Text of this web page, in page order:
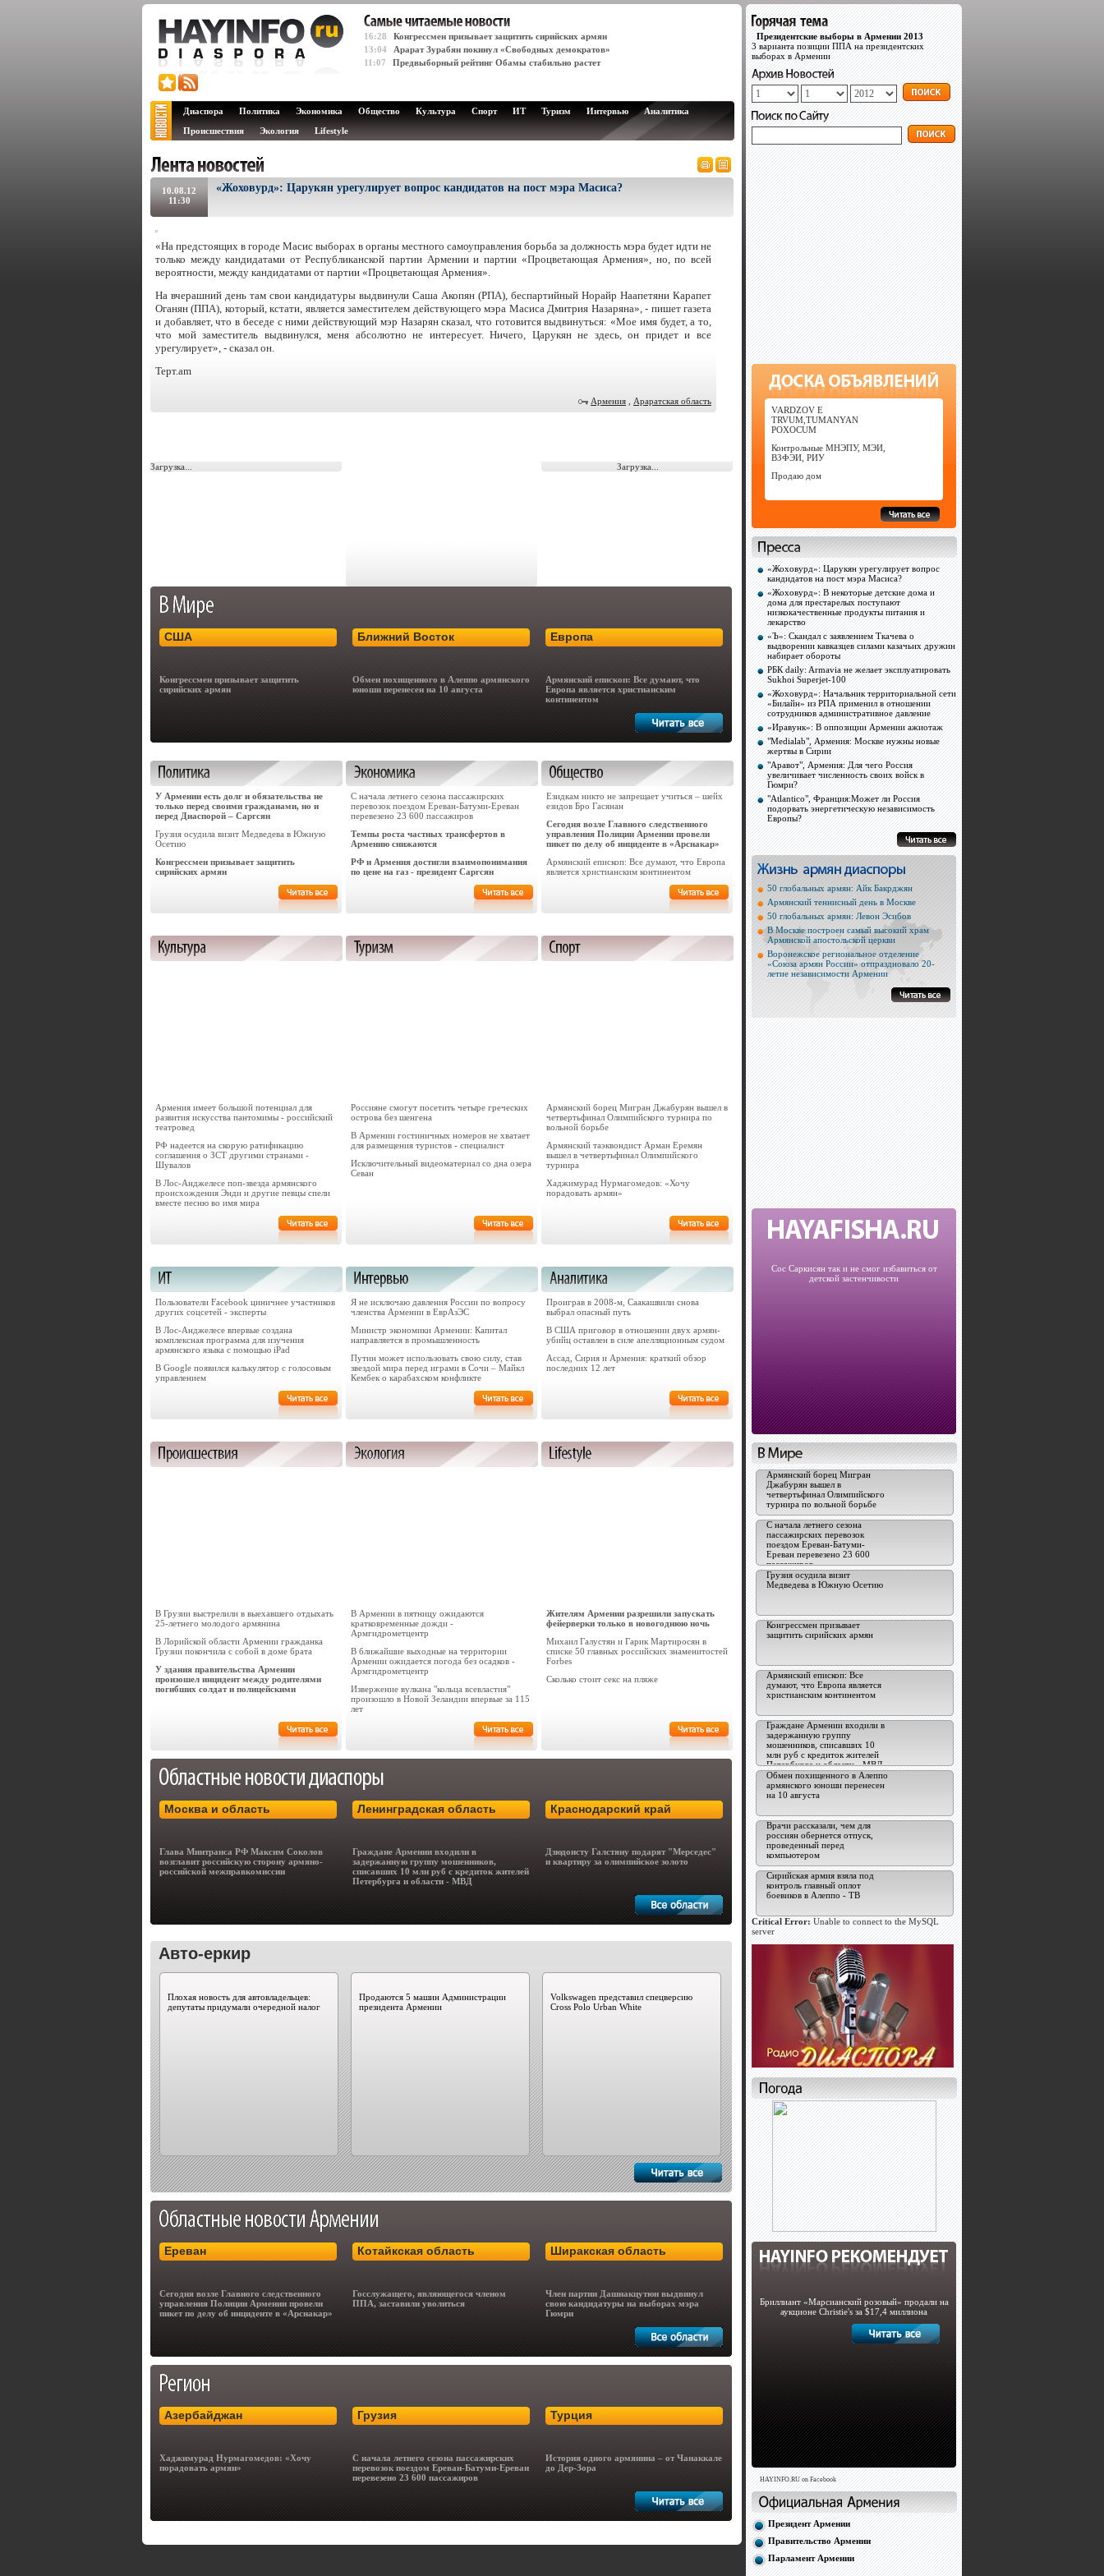
16:28
Конгрессмен призывает защитить сирийских армян
13:04
Арарат Зурабян покинул «Свободных демократов»
11:07
Предвыборный рейтинг Обамы стабильно растет
Диаспора Политика Экономика Общество Культура Спорт ИТ Туризм Интервью
Аналитика
Происшествия
Экология Lifestyle
10.08.12
11:30
«Жоховурд»: Царукян урегулирует вопрос кандидатов на пост мэра Масиса?
«На предстоящих в городе Масис выборах в органы местного самоуправления борьба за должность мэра будет идти не
только между кандидатами от Республиканской партии Армении и партии «Процветающая Армения», но, по всей
вероятности, между кандидатами от партии «Процветающая Армения».
На вчерашний день там свои кандидатуры выдвинули Саша Акопян (РПА), беспартийный Норайр Наапетяни Карапет
Оганян (ППА), который, кстати, является заместителем действующего мэра Масиса Дмитрия Назаряна», - пишет газета
и добавляет, что в беседе с ними действующий мэр Назарян сказал, что готовится выдвинуться: «Мое имя будет, а то,
что мой заместитель выдвинулся, меня абсолютно не интересует. Ничего, Царукян не здесь, он придет и все
урегулирует», - сказал он.
Терт.am
Армения Араратская область
Загрузка... Загрузка...
США
Конгрессмен призывает защитить
сирийских армян
Ближний Восток
Обмен похищенного в Алеппо армянского
юноши перенесен на 10 августа
Европа
Армянский епископ: Все думают, что
Европа является христианским
континентом
У Армении есть долг и обязательства не
только перед своими гражданами, но и
перед Диаспорой – Саргсян
Грузия осудила визит Медведева в Южную
Осетию
Конгрессмен призывает защитить
сирийских армян
С начала летнего сезона пассажирских
перевозок поездом Ереван-Батуми-Ереван
перевезено 23 600 пассажиров
Темпы роста частных трансфертов в
Армению снижаются
РФ и Армения достигли взаимопонимания
по цене на газ - президент Саргсян
Езидкам никто не запрещает учиться – шейх
езидов Бро Гасянан
Сегодня возле Главного следственного
управления Полиции Армении провели
пикет по делу об инциденте в «Арснакар»
Армянский епископ: Все думают, что Европа
является христианским континентом
Армения имеет большой потенциал для
развития искусства пантомимы - российский
театровед
РФ надеется на скорую ратификацию
соглашения о ЗСТ другими странами -
Шувалов
В Лос-Анджелесе поп-звезда армянского
происхождения Энди и другие певцы спели
вместе песню во имя мира
Россияне смогут посетить четыре греческих
острова без шенгена
В Армении гостиничных номеров не хватает
для размещения туристов - специалист
Исключительный видеоматериал со дна озера
Севан
Армянский борец Мигран Джабурян вышел в
четвертьфинал Олимпийского турнира по
вольной борьбе
Армянский таэквондист Арман Еремян
вышел в четвертьфинал Олимпийского
турнира
Хаджимурад Нурмагомедов: «Хочу
порадовать армян»
Пользователи Facebook циничнее участников
других соцсетей - эксперты
В Лос-Анджелесе впервые создана
комплексная программа для изучения
армянского языка с помощью iPad
В Google появился калькулятор с голосовым
управлением
Я не исключаю давления России по вопросу
членства Армении в ЕврАзЭС
Министр экономики Армении: Капитал
направляется в промышленность
Путин может использовать свою силу, став
звездой мира перед играми в Сочи – Майкл
Кембек o карабахском конфликте
Проиграв в 2008-м, Саакашвили снова
выбрал опасный путь
В США приговор в отношении двух армян-
убийц оставлен в силе апелляционным судом
Ассад, Сирия и Армения: краткий обзор
последних 12 лет
В Грузии выстрелили в выехавшего отдыхать
25-летнего молодого армянина
В Лорийской области Армении гражданка
Грузии покончила с собой в доме брата
У здания правительства Армении
произошел инцидент между родителями
погибших солдат и полицейскими
В Армении в пятницу ожидаются
кратковременные дожди -
Армгидрометцентр
В ближайшие выходные на территории
Армении ожидается погода без осадков -
Армгидрометцентр
Извержение вулкана "кольца всевластия"
произошло в Новой Зеландии впервые за 115
лет
Жителям Армении разрешили запускать
фейерверки только в новогоднюю ночь
Михаил Галустян и Гарик Мартиросян в
списке 50 главных российских знаменитостей
Forbes
Сколько стоит секс на пляже
Москва и область
Глава Минтранса РФ Максим Соколов
возглавит российскую сторону армяно-
российской межправкомиссии
Ленинградская область
Граждане Армении входили в
задержанную группу мошенников,
списавших 10 млн руб с кредиток жителей
Петербурга и области - МВД
Краснодарский край
Дзюдоисту Галстяну подарят "Мерседес"
и квартиру за олимпийское золото
Авто-еркир
Плохая новость для автовладельцев:
депутаты придумали очередной налог
Продаются 5 машин Администрации
президента Армении
Volkswagen представил спецверсию
Cross Polo Urban White
Ереван
Сегодня возле Главного следственного
управления Полиции Армении провели
пикет по делу об инциденте в «Арснакар»
Котайкская область
Госслужащего, являющегося членом
ППА, заставили уволиться
Ширакская область
Член партии Дашнакцутюн выдвинул
свою кандидатуры на выборах мэра
Гюмри
Азербайджан
Хаджимурад Нурмагомедов: «Хочу
порадовать армян»
Грузия
С начала летнего сезона пассажирских
перевозок поездом Ереван-Батуми-Ереван
перевезено 23 600 пассажиров
Турция
История одного армянина – от Чанаккале
до Дер-Зора
Президентские выборы в Армении 2013
3 варианта позиции ППА на президентских
выборах в Армении
VARDZOV E
TRVUM,TUMANYAN
POXOCUM
Контрольные МНЭПУ, МЭИ,
ВЗФЭИ, РИУ
Продаю дом
«Жоховурд»: Царукян урегулирует вопрос
кандидатов на пост мэра Масиса?
«Жоховурд»: В некоторые детские дома и
дома для престарелых поступают
низкокачественные продукты питания и
лекарство
«Ъ»: Скандал с заявлением Ткачева о
выдворении кавказцев силами казачьих дружин
набирает обороты
РБК daily: Armavia не желает эксплуатировать
Sukhoi Superjet-100
«Жоховурд»: Начальник территориальной сети
«Билайн» из РПА применил в отношении
сотрудников административное давление
«Иравунк»: В оппозиции Армении ажиотаж
"Medialab", Армения: Москве нужны новые
жертвы в Сирии
"Аравот", Армения: Для чего Россия
увеличивает численность своих войск в
Гюмри?
"Atlantico", Франция:Может ли Россия
подорвать энергетическую независимость
Европы?
50 глобальных армян: Айк Бакрджян
Армянский теннисный день в Москве
50 глобальных армян: Левон Эсибов
В Москве построен самый высокий храм
Армянской апостольской церкви
Воронежское региональное отделение
«Союза армян России» отпраздновало 20-
летие независимости Армении
Сос Саркисян так и не смог избавиться от
детской застенчивости
Армянский борец Мигран
Джабурян вышел в
четвертьфинал Олимпийского
турнира по вольной борьбе
С начала летнего сезона
пассажирских перевозок
поездом Ереван-Батуми-
Ереван перевезено 23 600
пассажиров
Грузия осудила визит
Медведева в Южную Осетию
Конгрессмен призывает
защитить сирийских армян
Армянский епископ: Все
думают, что Европа является
христианским континентом
Граждане Армении входили в
задержанную группу
мошенников, списавших 10
млн руб с кредиток жителей
Петербурга и области - МВД
Обмен похищенного в Алеппо
армянского юноши перенесен
на 10 августа
Врачи рассказали, чем для
россиян обернется отпуск,
проведенный перед
компьютером
Сирийская армия взяла под
контроль главный оплот
боевиков в Алеппо - ТВ
Critical Error:Unable to connect to the MySQL
server
Бриллиант «Марсианский розовый» продали на
аукционе Christie's за $17,4 миллиона
HAYINFO.RU on Facebook
Президент Армении
Правительство Армении
Парламент Армении